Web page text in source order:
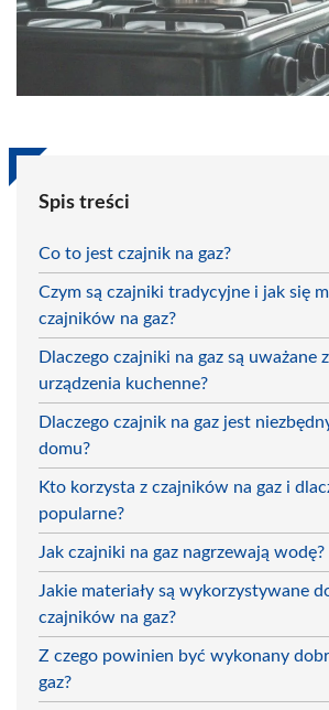
Spis treści
Co to jest czajnik na gaz?
Czym są czajniki tradycyjne i jak się
czajników na gaz?
Dlaczego czajniki na gaz są uważane
urządzenia kuchenne?
Dlaczego czajnik na gaz jest
domu?
Kto korzysta z czajników na gaz i
popularne?
Jak czajniki na gaz nagrzewają wodę?
Jakie materiały są wykorzystywane
czajników na gaz?
Z czego powinien być wykonany
gaz?